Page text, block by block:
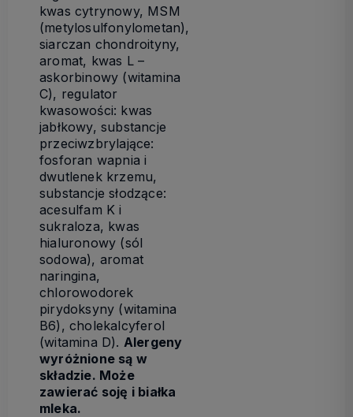
kwas cytrynowy, MSM
(metylosulfonylometan),
siarczan chondroityny,
aromat, kwas L –
askorbinowy (witamina
C), regulator
kwasowości: kwas
jabłkowy, substancje
przeciwzbrylające:
fosforan wapnia i
dwutlenek krzemu,
substancje słodzące:
acesulfam K i
sukraloza, kwas
hialuronowy (sól
sodowa), aromat
naringina,
chlorowodorek
pirydoksyny (witamina
B6), cholekalcyferol
(witamina D). Alergeny
wyróżnione są w
składzie. Może
zawierać soję i białka
mleka.